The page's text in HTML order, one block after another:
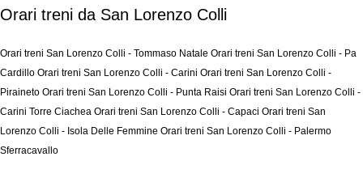
Orari treni da San Lorenzo Colli
Orari treni San Lorenzo Colli - Tommaso Natale Orari treni San Lorenzo Colli - Pa
Cardillo Orari treni San Lorenzo Colli - Carini Orari treni San Lorenzo Colli -
Piraineto Orari treni San Lorenzo Colli - Punta Raisi Orari treni San Lorenzo Colli -
Carini Torre Ciachea Orari treni San Lorenzo Colli - Capaci Orari treni San
Lorenzo Colli - Isola Delle Femmine Orari treni San Lorenzo Colli - Palermo
Sferracavallo